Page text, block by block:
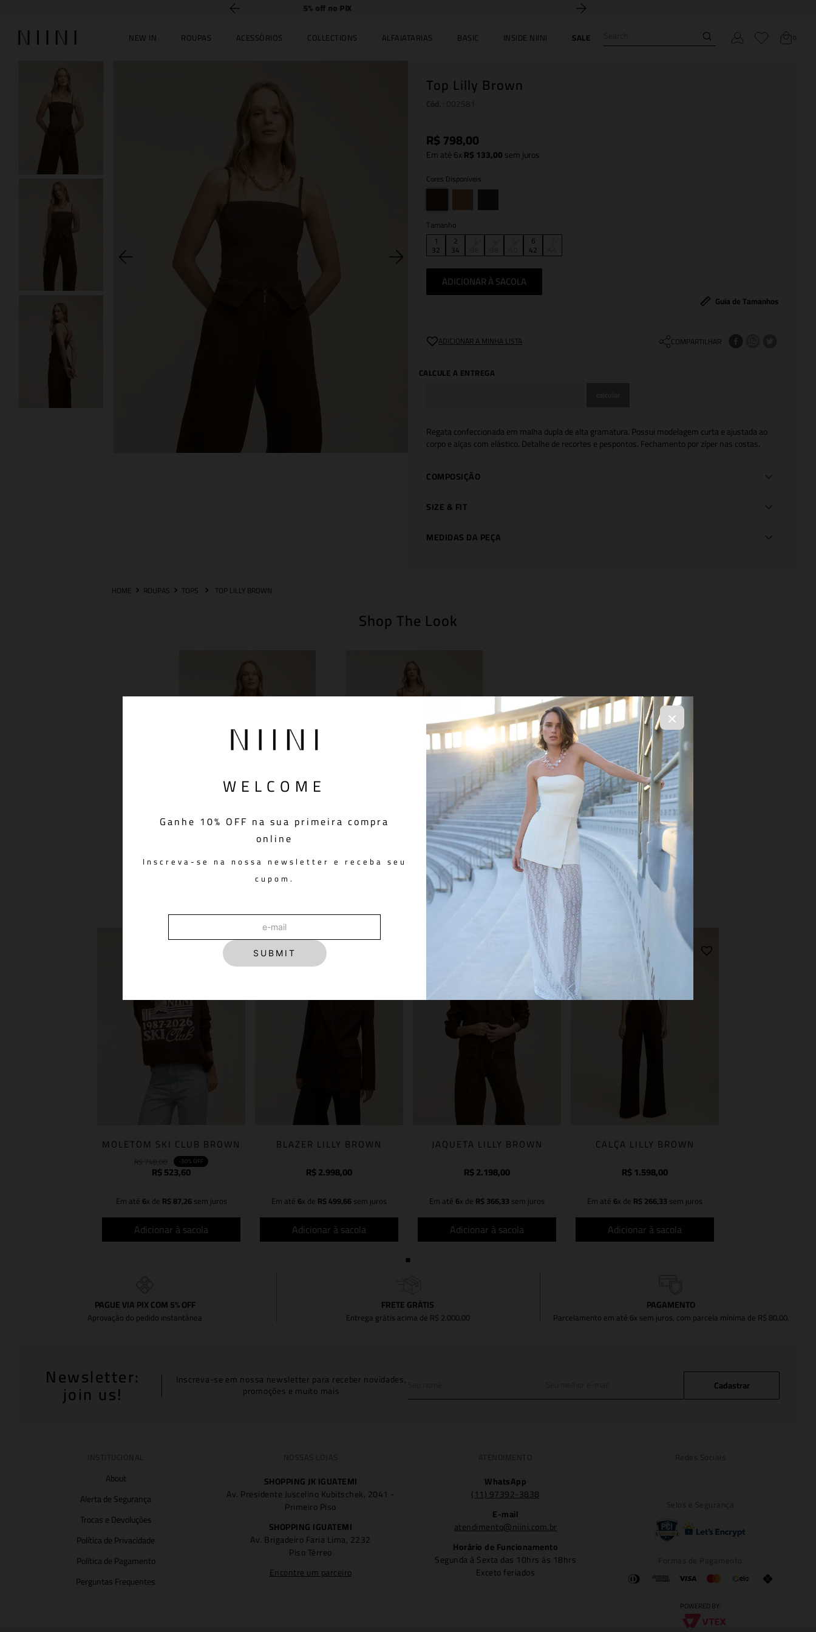
Compre
NEW IN ROUPAS ACESSÓRIOS COLLECTIONS ALFAIATARIAS BASIC INSIDE NIINI SALE 0
×
WELCOME
Ganhe 10% OFF na sua primeira compra
online
Inscreva-se na nossa newsletter e receba seu
cupom.
SUBMIT
Top Lilly Brown
R$798,00
Em até6xR$133,00sem juros
Cores Disponíveis
Tamanho
1
32
2
34
6
42
ADICIONAR À SACOLA
Guia de Tamanhos
COMPARTILHAR
Regata confeccionada em malha dupla de alta gramatura. Possui modelagem curta e ajustada ao
corpo e alças com elástico. Detalhe de recortes e pespontos. Fechamento por zíper nas costas.
COMPOSIÇÃO
SIZE & FIT
MEDIDAS DA PEÇA
ROUPAS TOPS TOP LILLY BROWN
Shop The Look
R$ 798,00
Calça Barrel Lilly Brown
R$ 1.598,00
R$ 2.396,00
SELECIONE OS TAMANHOS
You May Also Like
MOLETOM SKI CLUB BROWN
-30% OFF
R$523,60
Em até 6x de R$87,26sem juros
Adicionar à sacola
BLAZER LILLY BROWN
R$2.998,00
Em até 6x de R$499,66sem juros
Adicionar à sacola
JAQUETA LILLY BROWN
R$2.198,00
Em até 6x de R$366,33 sem juros
Adicionar à sacola
CALÇA LILLY BROWN
R$1.598,00
Em até 6x de R$266,33 sem juros
Adicionar à sacola
PAGUE VIA PIX COM 5% OFF
Aprovação do pedido instantânea
FRETE GRÁTIS
Entrega grátis acima de R$ 2.000,00
PAGAMENTO
Parcelamento em até 6x sem juros, com parcela mínima de R$ 80,00.
Newsletter:
join us! Inscreva-se em nossa newsletter para receber novidades,
promoções e muito mais Cadastrar
About
Alerta de Segurança
Trocas e Devoluções
Política de Privacidade
Política de Pagamento
Perguntas Frequentes
SHOPPING JK IGUATEMI
Av. Presidente Juscelino Kubitschek, 2041 -
Primeiro Piso
SHOPPING IGUATEMI
Av. Brigadeiro Faria Lima, 2232
Piso Térreo
Encontre um parceiro
WhatsApp
(11) 97392-3838
E-mail
atendimento@niini.com.br
Horário de Funcionamento
Segunda à Sexta das 10hrs ás 18hrs
Exceto feriados
POWERED BY: